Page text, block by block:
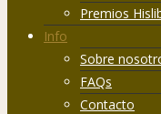
Premios
Info
Sobre
FAQs
Contacto